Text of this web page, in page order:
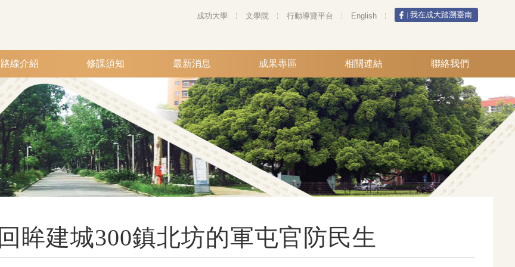
成功大學 文學院 行動導覽平台 English 我在成大踏溯臺南
路線介紹 修課須知 最新消息 成果專區 相關連結 聯絡我們
回眸建城300鎮北坊的軍屯官防民生